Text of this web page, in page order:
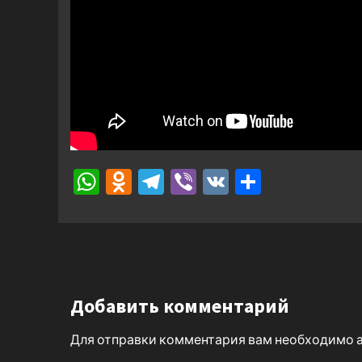
WhatsApp
Odnoklassniki
Telegram
Viber
VK
Добавить комментарий
Для отправки комментария вам необходимо